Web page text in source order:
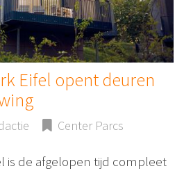
Eifel opent deuren
Center Parcs
is de afgelopen tijd compleet